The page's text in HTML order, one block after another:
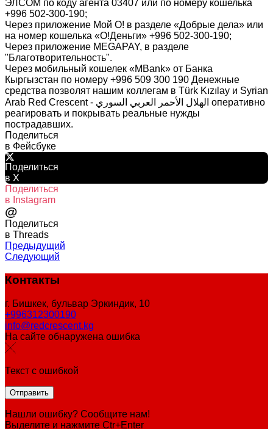
ЭЛСОМ по коду агента 03407 или по номеру кошелька
+996 502-300-190;
Через приложение Мой О! в разделе «Добрые дела» или
на номер кошелька «О!Деньги» +996 502-300-190;
Через приложение MEGAPAY, в разделе
"Благотворительность".
Через мобильный кошелек «MBank» от Банка
Кыргызстан по номеру +996 509 300 190 Денежные
средства позволят нашим коллегам в Türk Kızılay и Syrian
Arab Red Crescent - الهلال الأحمر العربي السوري оперативно
реагировать и покрывать реальные нужды
пострадавших.
Поделиться
в Фейсбуке
Поделиться
в X
Поделиться
в Instagram
@
Поделиться
в Threads
Предыдущий
Следующий
Контакты
г. Бишкек, бульвар Эркиндик, 10
+996312300190
info@redcrescent.kg
На сайте обнаружена ошибка
Текст с ошибкой
Нашли ошибку? Сообщите нам!
Выделите и нажмите Ctr+Enter